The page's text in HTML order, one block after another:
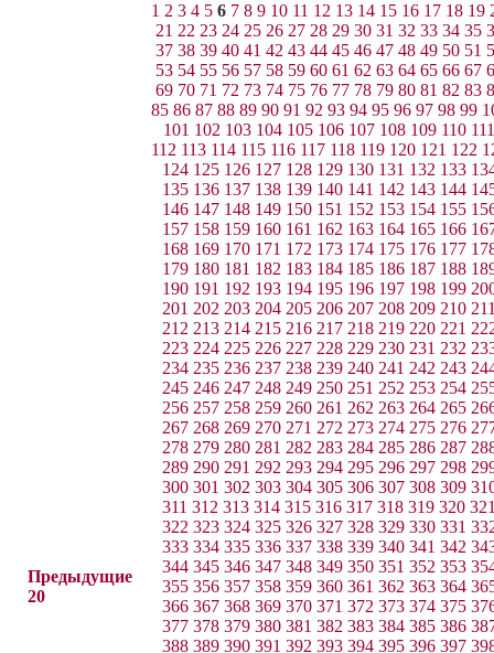
Предыдущие
20
1 2 3 4 5 6 7 8 9 10 11 12 13 14 15 16 17 18 19
21 22 23 24 25 26 27 28 29 30 31 32 33 34 35
37 38 39 40 41 42 43 44 45 46 47 48 49 50 51
53 54 55 56 57 58 59 60 61 62 63 64 65 66 67
69 70 71 72 73 74 75 76 77 78 79 80 81 82 83
85 86 87 88 89 90 91 92 93 94 95 96 97 98 99
101 102 103 104 105 106 107 108 109 110 111
112 113 114 115 116 117 118 119 120 121 122
124 125 126 127 128 129 130 131 132 133
135 136 137 138 139 140 141 142 143 144
146 147 148 149 150 151 152 153 154 155
157 158 159 160 161 162 163 164 165 166
168 169 170 171 172 173 174 175 176 177
179 180 181 182 183 184 185 186 187 188
190 191 192 193 194 195 196 197 198 199
201 202 203 204 205 206 207 208 209 210
212 213 214 215 216 217 218 219 220 221
223 224 225 226 227 228 229 230 231 232
234 235 236 237 238 239 240 241 242 243
245 246 247 248 249 250 251 252 253 254
256 257 258 259 260 261 262 263 264 265
267 268 269 270 271 272 273 274 275 276
278 279 280 281 282 283 284 285 286 287
289 290 291 292 293 294 295 296 297 298
300 301 302 303 304 305 306 307 308 309
311 312 313 314 315 316 317 318 319 320
322 323 324 325 326 327 328 329 330 331
333 334 335 336 337 338 339 340 341 342
344 345 346 347 348 349 350 351 352 353
355 356 357 358 359 360 361 362 363 364
366 367 368 369 370 371 372 373 374 375
377 378 379 380 381 382 383 384 385 386
388 389 390 391 392 393 394 395 396 397